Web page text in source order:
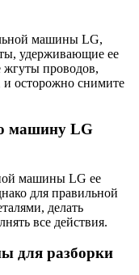
машины LG,
удерживающие ее
жгуты проводов,
и осторожно снимите
машину LG
машины LG ее
для правильной
делать
все действия.
для разборки